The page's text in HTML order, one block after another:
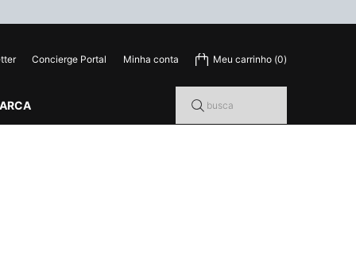
Concierge Portal Minha conta Meu carrinho 0
0 product in cart
busca